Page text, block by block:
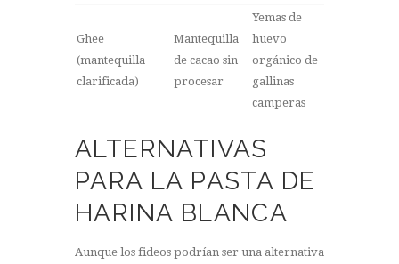
Ghee
(mantequilla
clarificada)
Mantequilla
de cacao sin
procesar
Yemas de
huevo
orgánico de
gallinas
camperas
ALTERNATIVAS
PARA LA PASTA DE
HARINA BLANCA
Aunque los fideos podrían ser una alternativa